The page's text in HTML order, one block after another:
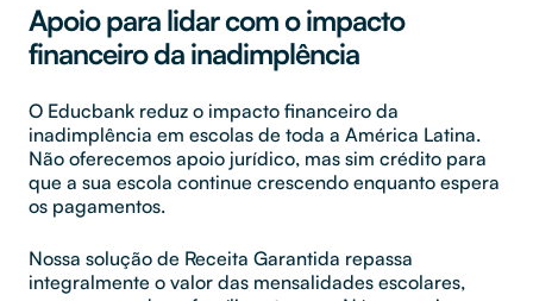
Apoio para lidar com o impacto
financeiro da inadimplência
O Educbank reduz o impacto financeiro da
inadimplência em escolas de toda a América Latina.
Não oferecemos apoio jurídico, mas sim crédito para
que a sua escola continue crescendo enquanto espera
os pagamentos.
Nossa solução de Receita Garantida repassa
integralmente o valor das mensalidades escolares,